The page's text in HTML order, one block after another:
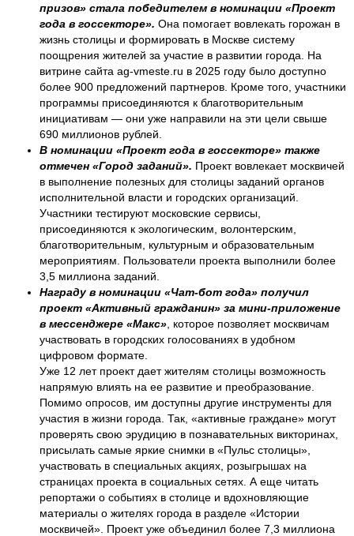
призов» стала победителем в номинации «Проект
года в госсекторе». Она помогает вовлекать горожан в
жизнь столицы и формировать в Москве систему
поощрения жителей за участие в развитии города. На
витрине сайта ag-vmeste.ru в 2025 году было доступно
более 900 предложений партнеров. Кроме того, участники
программы присоединяются к благотворительным
инициативам — они уже направили на эти цели свыше
690 миллионов рублей.
В номинации «Проект года в госсекторе» также
отмечен «Город заданий». Проект вовлекает москвичей
в выполнение полезных для столицы заданий органов
исполнительной власти и городских организаций.
Участники тестируют московские сервисы,
присоединяются к экологическим, волонтерским,
благотворительным, культурным и образовательным
мероприятиям. Пользователи проекта выполнили более
3,5 миллиона заданий.
Награду в номинации «Чат-бот года» получил
проект «Активный гражданин» за мини-приложение
в мессенджере «Макс» , которое позволяет москвичам
участвовать в городских голосованиях в удобном
цифровом формате.
Уже 12 лет проект дает жителям столицы возможность
напрямую влиять на ее развитие и преобразование.
Помимо опросов, им доступны другие инструменты для
участия в жизни города. Так, «активные граждане» могут
проверять свою эрудицию в познавательных викторинах,
присылать самые яркие снимки в «Пульс столицы»,
участвовать в специальных акциях, розыгрышах на
страницах проекта в социальных сетях. А еще читать
репортажи о событиях в столице и вдохновляющие
материалы о жителях города в разделе «Истории
москвичей». Проект уже объединил более 7,3 миллиона